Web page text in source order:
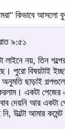
কিভাবে আসলো
৯:৫১
নয়, তিন
পুরো বিষয়টাই
অনুমতি ছাড়াই
একটা পেজের
দেয়নি আর একটা
উল্টো আমার কমেন্ট